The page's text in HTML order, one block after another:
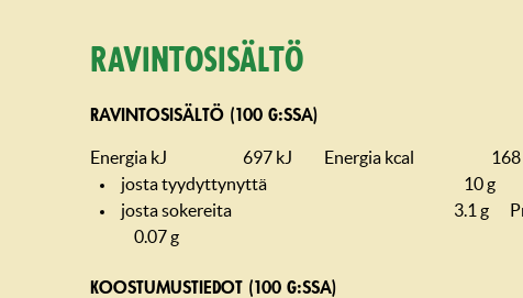
Ravintosisältö
RAVINTOSISÄLTÖ (100 G:SSA)
Energia kJ 697 kJ Energia kcal 168
josta tyydyttynyttä
10 g
josta sokereita
3.1 g
0.07 g
KOOSTUMUS­TIEDOT (100 G:SSA)